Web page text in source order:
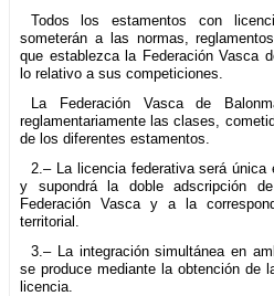
Todos los estamentos con
someterán a las normas,
que establezca la Federación Vasca
lo relativo a sus competiciones.
La Federación Vasca de
reglamentariamente las clases,
de los diferentes estamentos.
2.– La licencia federativa será
y supondrá la doble adscripción
Federación Vasca y a la
territorial.
3.– La integración simultánea en
se produce mediante la obtención de
licencia.